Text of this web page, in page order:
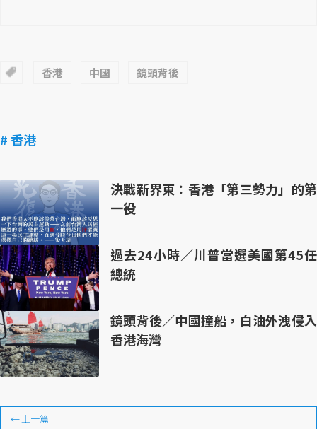
香港 中國 鏡頭背後
# 香港
決戰新界東：香港「第三勢力」的第
一役
過去24小時／川普當選美國第45任
總統
鏡頭背後／中國撞船，白油外洩侵入
香港海灣
← 上一篇